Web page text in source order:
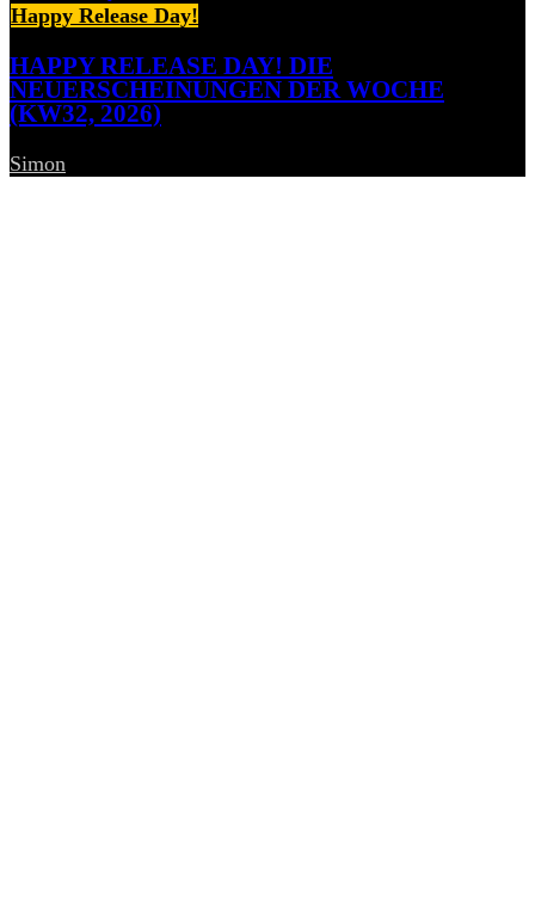
Happy Release Day!
HAPPY RELEASE DAY! DIE
NEUERSCHEINUNGEN DER WOCHE
(KW32, 2026)
Simon